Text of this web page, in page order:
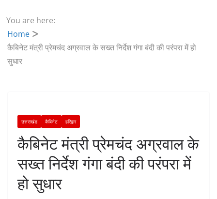
You are here:
Home
कैबिनेट मंत्री प्रेमचंद अग्रवाल के सख्त निर्देश गंगा बंदी की परंपरा में हो
सुधार
उत्तराखंड कैबिनेट हरिद्वार
कैबिनेट मंत्री प्रेमचंद अग्रवाल के
सख्त निर्देश गंगा बंदी की परंपरा में
हो सुधार